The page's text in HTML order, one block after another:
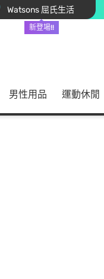
Watsons 屈氏生活
新登場!!
男性用品 運動休閒